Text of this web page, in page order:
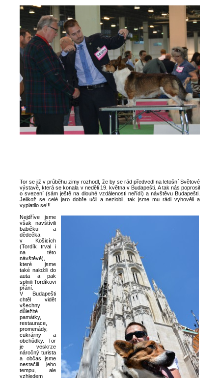
Tor se již v průběhu zimy rozhodl, že by se rád předvedl na letošní Světové
výstavě, která se konala v neděli 19. května v Budapešti. A tak nás poprosil
o svezení (sám ještě na dlouhé vzdálenosti neřídí) a návštěvu Budapešti.
Jelikož se celé jaro dobře učil a nezlobil, tak jsme mu rádi vyhověli a
vyplatilo se!!!
Nejdříve jsme
však navštívili
babičku a
dědečka
v Košicích
(Tordík trval i
na této
návštěvě),
které jsme
také naložili do
auta a pak
splnili Tordíkovi
přání.
V Budapešti
chtěl vidět
všechny
důležité
památky,
restaurace,
promenády,
cukrárny a
obchůdky. Tor
je veskrze
náročný turista
a občas jsme
nestačili jeho
tempu, ale
vzhledem